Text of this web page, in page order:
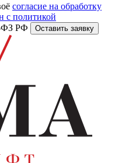
согласие на обработку
с политикой
ФЗ РФ